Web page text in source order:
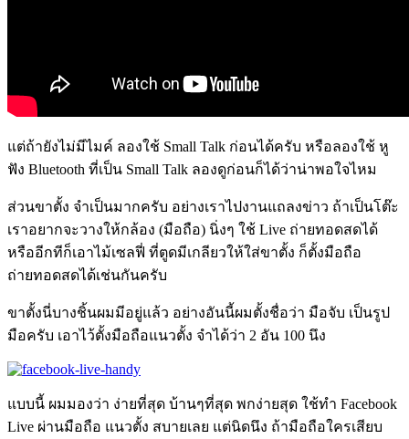
แต่ถ้ายังไม่มีไมค์ ลองใช้ Small Talk ก่อนได้ครับ หรือลองใช้ หู
ฟัง Bluetooth ที่เป็น Small Talk ลองดูก่อนก็ได้ว่าน่าพอใจไหม
ส่วนขาตั้ง จำเป็นมากครับ อย่างเราไปงานแถลงข่าว ถ้าเป็นโต๊ะ
เราอยากจะวางให้กล้อง (มือถือ) นิ่งๆ ใช้ Live ถ่ายทอดสดได้
หรืออีกทีก็เอาไม้เซลฟี่ ที่ตูดมีเกลียวให้ใส่ขาตั้ง ก็ตั้งมือถือ
ถ่ายทอดสดได้เช่นกันครับ
ขาตั้งนี่บางชิ้นผมมีอยู่แล้ว อย่างอันนี้ผมตั้งชื่อว่า มือจับ เป็นรูป
มือครับ เอาไว้ตั้งมือถือแนวตั้ง จำได้ว่า 2 อัน 100 นึง
แบบนี้ ผมมองว่า ง่ายที่สุด บ้านๆที่สุด พกง่ายสุด ใช้ทำ Facebook
Live ผ่านมือถือ แนวตั้ง สบายเลย แต่นิดนึง ถ้ามือถือใครเสียบ